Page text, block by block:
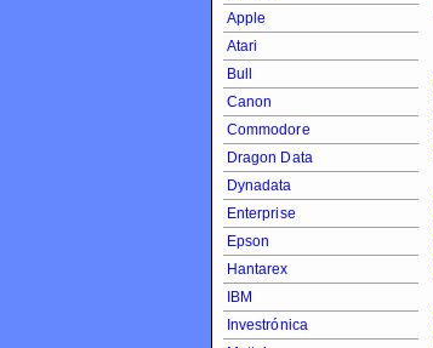
Apple
Atari
Bull
Canon
Commodore
Dragon Data
Dynadata
Enterprise
Epson
Hantarex
IBM
Investrónica